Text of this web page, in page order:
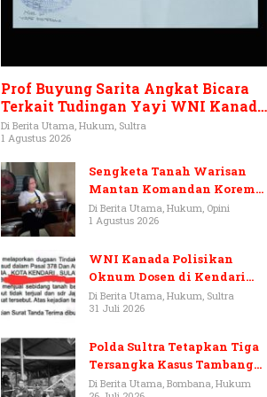
Prof Buyung Sarita Angkat Bicara
Terkait Tudingan Yayi WNI Kanada
Ditagih Utang Rp3,6 Miliar
Di Berita Utama, Hukum, Sultra
1 Agustus 2026
Sengketa Tanah Warisan
Mantan Komandan Korem
143/HO, Ketika Warisan
Menjadi Arena Pemerasan
Di Berita Utama, Hukum, Opini
1 Agustus 2026
WNI Kanada Polisikan
Oknum Dosen di Kendari
Terkait Aset Puluhan Miliar
Di Berita Utama, Hukum, Sultra
31 Juli 2026
Polda Sultra Tetapkan Tiga
Tersangka Kasus Tambang
Emas Ilegal di Bombana
Di Berita Utama, Bombana, Hukum